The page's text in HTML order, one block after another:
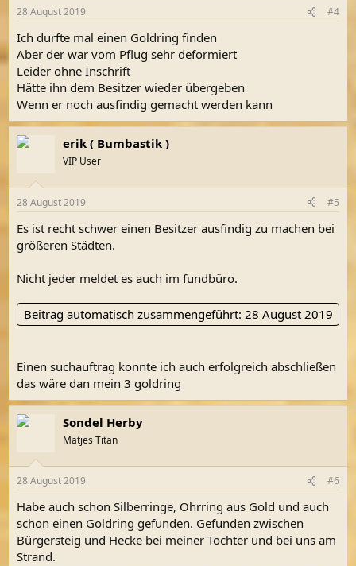
28 August 2019 #4
Ich durfte mal einen Goldring finden
Aber der war vom Pflug sehr deformiert
Leider ohne Inschrift
Hätte ihn dem Besitzer wieder übergeben
Wenn er noch ausfindig gemacht werden kann
erik ( Bumbastik )
VIP User
28 August 2019 #5
Es ist recht schwer einen Besitzer ausfindig zu machen bei
größeren Städten.
Nicht jeder meldet es auch im fundbüro.
Beitrag automatisch zusammengeführt: 28 August 2019
Einen suchauftrag konnte ich auch erfolgreich abschließen
das wäre dan mein 3 goldring
Sondel Herby
Matjes Titan
28 August 2019 #6
Habe auch schon Silberringe, Ohrring aus Gold und auch
schon einen Goldring gefunden. Gefunden zwischen
Bürgersteig und Hecke bei meiner Tochter und bei uns am
Strand.